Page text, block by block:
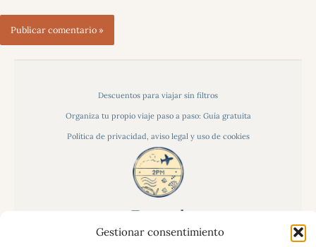
Gestionar consentimiento
Descuentos para viajar sin filtros
Organiza tu propio viaje paso a paso: Guía gratuita
Política de privacidad, aviso legal y uso de cookies